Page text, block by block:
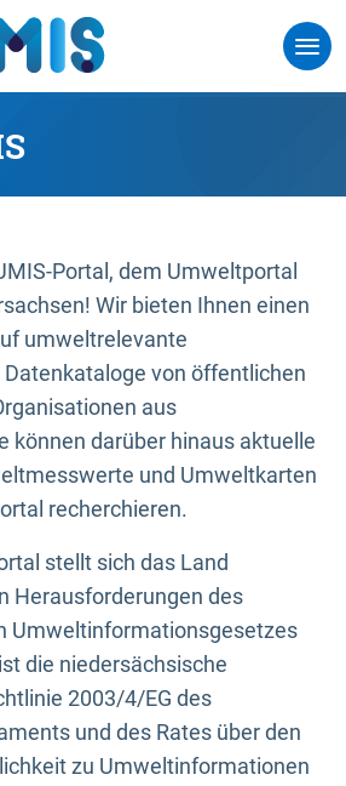
Portal, dem Umweltportal
Wir bieten Ihnen einen
umweltrelevante
von öffentlichen
aus
können darüber hinaus aktuelle
und Umweltkarten
recherchieren.
stellt sich das Land
Herausforderungen des
Umweltinformationsgesetzes
die niedersächsische
2003/4/EG des
und des Rates über den
zu Umweltinformationen